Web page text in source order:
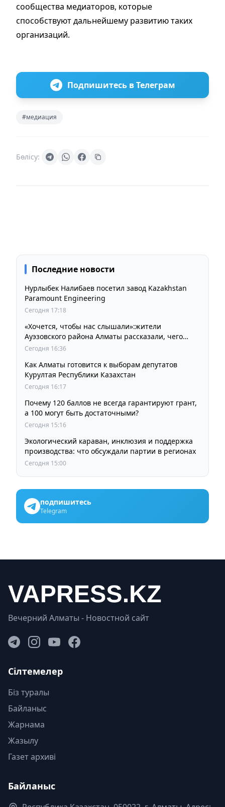
сообщества медиаторов, которые
способствуют дальнейшему развитию таких
организаций.
Подпишитесь в Телеграм
#медиация
Бөлісу:
Последние новости
Нурлыбек Налибаев посетил завод Kazakhstan
Paramount Engineering
Сегодня 17:18
«Хочется, чтобы нас слышали»:жители
Ауэзовского района Алматы рассказали, чего
ждут от выборов депутатов Курултая
Сегодня 16:36
Как Алматы готовится к выборам депутатов
Курултая Республики Казахстан
Сегодня 16:17
Почему 120 баллов не всегда гарантируют грант,
а 100 могут быть достаточными?
Сегодня 15:16
Экологический караван, инклюзия и поддержка
производства: что обсуждали партии в регионах
Сегодня 15:00
подпишитесь
Telegram
Вечерний Алматы - Новостной сайт
Сілтемелер
Біз туралы
Байланыс
Жарнама
Жазылу
Газет архиві
Байланыс